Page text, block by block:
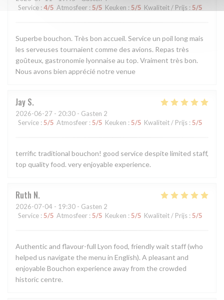
Service : 4/5 Atmosfeer : 5/5 Keuken : 5/5 Kwaliteit / Prijs : 5/5
Superbe bouchon. Très bon accueil. Service un poil long mais
les serveuses tournaient comme des avions. Repas très
goûteux, gastronomie lyonnaise au top. Vraiment très bon.
Nous avons bien apprécié notre venue
Jay S
2026-06-27 - 20:30 - Gasten 2
Service : 5/5 Atmosfeer : 5/5 Keuken : 5/5 Kwaliteit / Prijs : 5/5
terrific traditional bouchon! good service despite limited staff,
top quality food. very enjoyable experience.
Ruth N
2026-07-04 - 19:30 - Gasten 2
Service : 5/5 Atmosfeer : 5/5 Keuken : 5/5 Kwaliteit / Prijs : 5/5
Authentic and flavour-full Lyon food, friendly wait staff (who
helped us navigate the menu in English). A pleasant and
enjoyable Bouchon experience away from the crowded
historic centre.